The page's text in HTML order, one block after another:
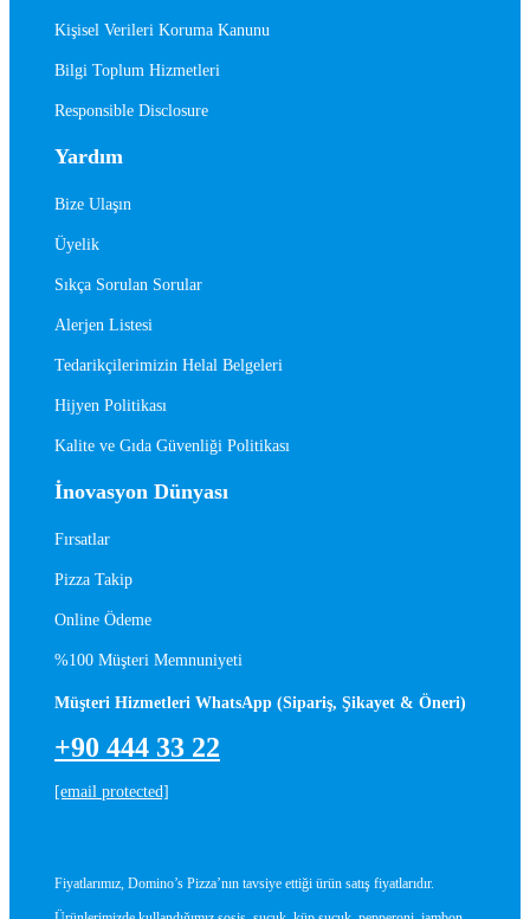
Kişisel Verileri Koruma Kanunu
Bilgi Toplum Hizmetleri
Responsible Disclosure
Yardım
Bize Ulaşın
Üyelik
Sıkça Sorulan Sorular
Alerjen Listesi
Tedarikçilerimizin Helal Belgeleri
Hijyen Politikası
Kalite ve Gıda Güvenliği Politikası
İnovasyon Dünyası
Fırsatlar
Pizza Takip
Online Ödeme
%100 Müşteri Memnuniyeti
Müşteri Hizmetleri WhatsApp (Sipariş, Şikayet & Öneri)
+90 444 33 22
[email protected]
Fiyatlarımız, Domino’s Pizza’nın tavsiye ettiği ürün satış fiyatlarıdır.